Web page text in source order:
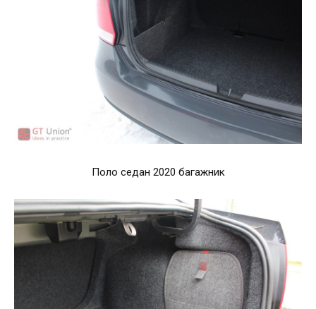
Поло седан 2020 багажник